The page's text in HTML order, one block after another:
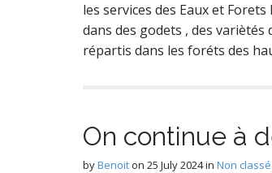
les services des Eaux et
dans des godets , des
répartis dans les foréts des
On continue à
byBenoiton 25 July 2024in Non classé